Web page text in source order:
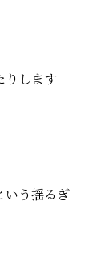
りします
いう揺るぎ